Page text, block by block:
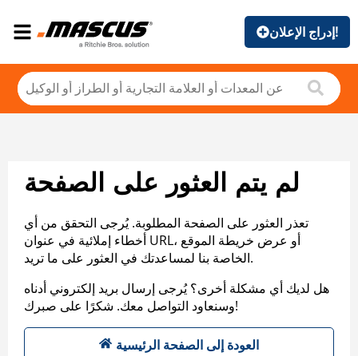
إدراج الإعلان!
لم يتم العثور على الصفحة
تعذر العثور على الصفحة المطلوبة. يُرجى التحقق من أي
أخطاء إملائية في عنوان URL، أو عرض خريطة الموقع
الخاصة بنا لمساعدتك في العثور على ما تريد.
هل لديك أي مشكلة أخرى؟ يُرجى إرسال بريد إلكتروني أدناه
وسنعاود التواصل معك. شكرًا على صبرك!
العودة إلى الصفحة الرئيسية